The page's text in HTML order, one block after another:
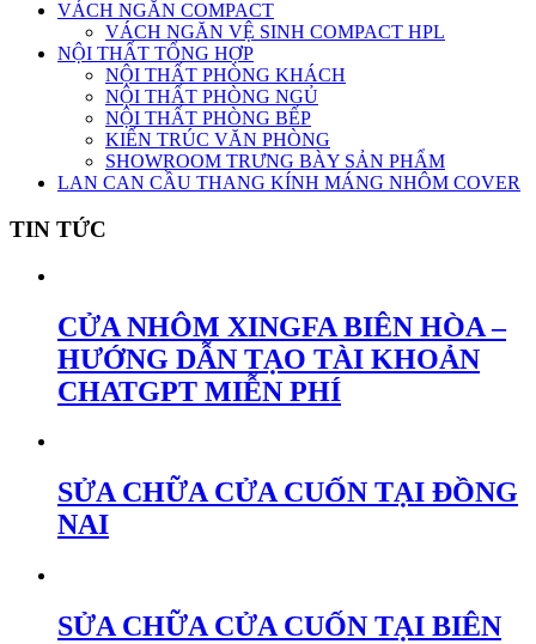
VÁCH NGĂN COMPACT
VÁCH NGĂN VỆ SINH COMPACT HPL
NỘI THẤT TỔNG HỢP
NỘI THẤT PHÒNG KHÁCH
NỘI THẤT PHÒNG NGỦ
NỘI THẤT PHÒNG BẾP
KIẾN TRÚC VĂN PHÒNG
SHOWROOM TRƯNG BÀY SẢN PHẨM
LAN CAN CẦU THANG KÍNH MÁNG NHÔM COVER
TIN TỨC
CỬA NHÔM XINGFA BIÊN HÒA –
HƯỚNG DẪN TẠO TÀI KHOẢN
CHATGPT MIỄN PHÍ
SỬA CHỮA CỬA CUỐN TẠI ĐỒNG
NAI
SỬA CHỮA CỬA CUỐN TẠI BIÊN